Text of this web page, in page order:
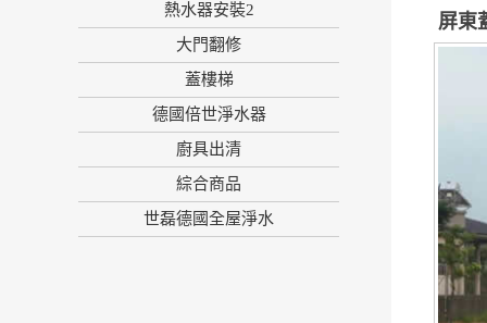
熱水器安裝2
大門翻修
蓋樓梯
德國倍世淨水器
廚具出清
綜合商品
世磊德國全屋淨水
屏東